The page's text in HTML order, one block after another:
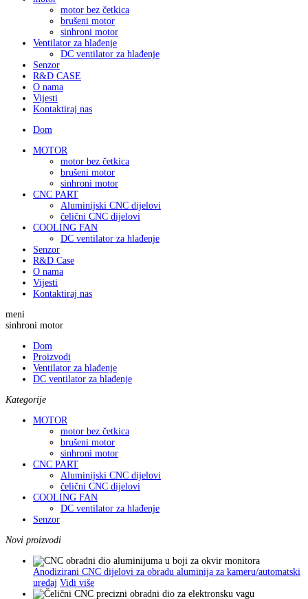
motor bez četkica
brušeni motor
sinhroni motor
Ventilator za hlađenje
DC ventilator za hlađenje
Senzor
R&D CASE
O nama
Vijesti
Kontaktiraj nas
Dom
MOTOR
motor bez četkica
brušeni motor
sinhroni motor
CNC PART
Aluminijski CNC dijelovi
čelični CNC dijelovi
COOLING FAN
DC ventilator za hlađenje
Senzor
R&D Case
O nama
Vijesti
Kontaktiraj nas
meni
sinhroni motor
Dom
Proizvodi
Ventilator za hlađenje
DC ventilator za hlađenje
Kategorije
MOTOR
motor bez četkica
brušeni motor
sinhroni motor
CNC PART
Aluminijski CNC dijelovi
čelični CNC dijelovi
COOLING FAN
DC ventilator za hlađenje
Senzor
Novi proizvodi
Anodizirani CNC dijelovi za obradu aluminija za kameru/automatski
uređaj Vidi više